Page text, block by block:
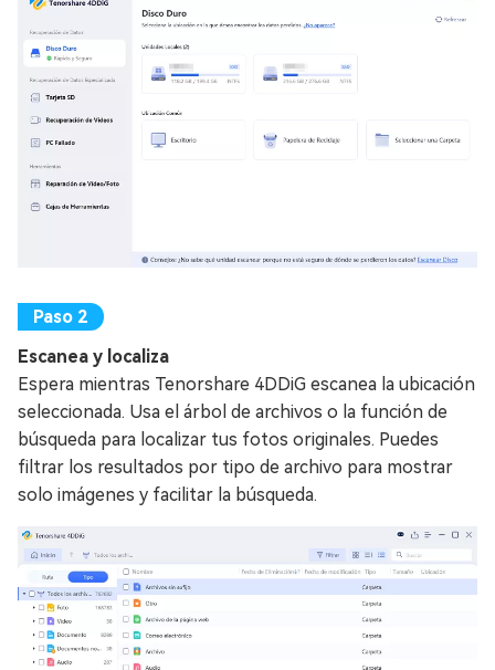
Escanea y localiza
Espera mientras Tenorshare 4DDiG escanea la ubicación
seleccionada. Usa el árbol de archivos o la función de
búsqueda para localizar tus fotos originales. Puedes
filtrar los resultados por tipo de archivo para mostrar
solo imágenes y facilitar la búsqueda.